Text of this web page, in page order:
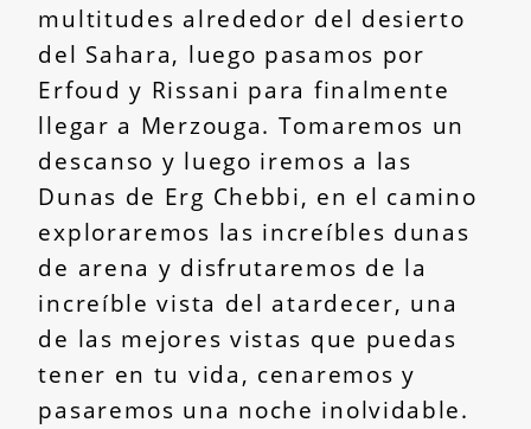
multitudes alrededor del desierto
del Sahara, luego pasamos por
Erfoud y Rissani para finalmente
llegar a Merzouga. Tomaremos un
descanso y luego iremos a las
Dunas de Erg Chebbi, en el camino
exploraremos las increíbles dunas
de arena y disfrutaremos de la
increíble vista del atardecer, una
de las mejores vistas que puedas
tener en tu vida, cenaremos y
pasaremos una noche inolvidable.